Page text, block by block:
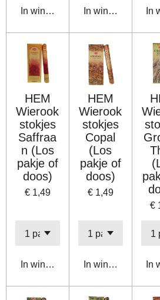
In winkelwagenIn winkelwagenIn
HEM
Wierook
stokjes
Saffraa
n (Los
pakje of
doos)
€ 1,49
In winkelwagen
HEM
Wierook
stokjes
Copal
(Los
pakje of
doos)
€ 1,49
In winkelwagen
€
In